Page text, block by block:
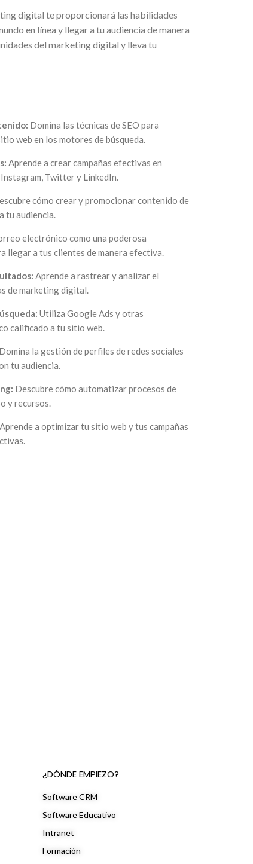
digital te proporcionará las habilidades
en línea y llegar a tu audiencia de manera
del marketing digital y lleva tu
Domina las técnicas de SEO para
web en los motores de búsqueda.
Aprende a crear campañas efectivas en
Twitter y LinkedIn.
cómo crear y promocionar contenido de
tu audiencia.
electrónico como una poderosa
llegar a tus clientes de manera efectiva.
Aprende a rastrear y analizar el
de marketing digital.
Utiliza Google Ads y otras
calificado a tu sitio web.
Domina la gestión de perfiles de redes sociales
tu audiencia.
Descubre cómo automatizar procesos de
y recursos.
Aprende a optimizar tu sitio web y tus campañas
¿DÓNDE EMPIEZO?
Software CRM
Software Educativo
Intranet
Formación